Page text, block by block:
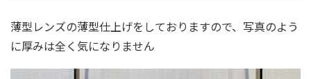
薄型レンズの薄型仕上げをしておりますので、写真のよう
に厚みは全く気になりません